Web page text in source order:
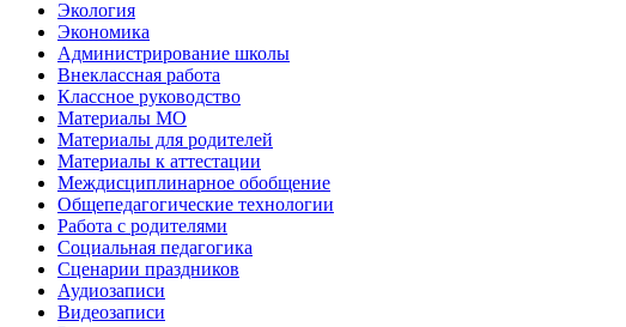
Экология
Экономика
Администрирование школы
Внеклассная работа
Классное руководство
Материалы МО
Материалы для родителей
Материалы к аттестации
Междисциплинарное обобщение
Общепедагогические технологии
Работа с родителями
Социальная педагогика
Сценарии праздников
Аудиозаписи
Видеозаписи